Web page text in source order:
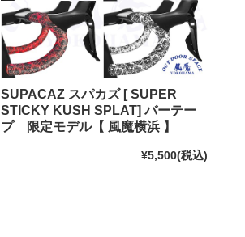
SUPACAZ スパカズ [ SUPER
STICKY KUSH SPLAT] バーテー
プ 限定モデル【 風魔横浜 】
¥5,500(税込)